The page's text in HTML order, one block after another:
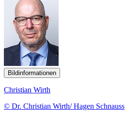
Bildinformationen
Christian Wirth
© Dr. Christian Wirth/ Hagen Schnauss